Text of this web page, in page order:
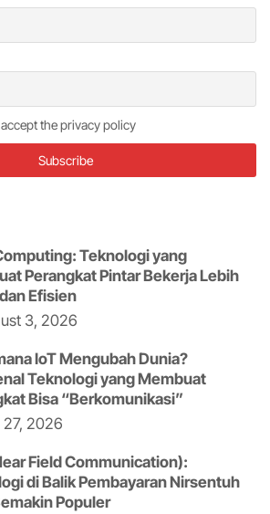
the privacy policy
Teknologi yang
Perangkat Pintar Bekerja Lebih
Efisien
3, 2026
IoT Mengubah Dunia?
Teknologi yang Membuat
Bisa “Berkomunikasi”
27, 2026
Field Communication):
di Balik Pembayaran Nirsentuh
Populer